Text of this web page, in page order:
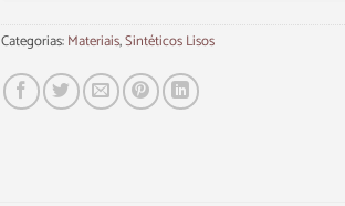
Categorias:Materiais,Sintéticos Lisos